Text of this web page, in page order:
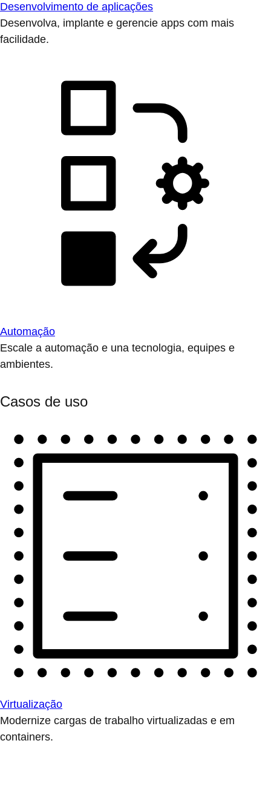
Desenvolvimento de aplicações
Desenvolva, implante e gerencie apps com mais
facilidade.
Automação
Escale a automação e una tecnologia, equipes e
ambientes.
Casos de uso
Virtualização
Modernize cargas de trabalho virtualizadas e em
containers.